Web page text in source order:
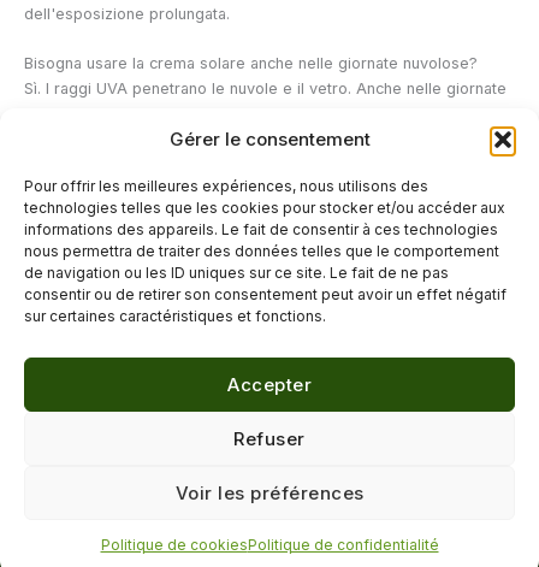
Gérer le consentement
Pour offrir les meilleures expériences, nous utilisons des
technologies telles que les cookies pour stocker et/ou accéder aux
informations des appareils. Le fait de consentir à ces technologies
nous permettra de traiter des données telles que le comportement
de navigation ou les ID uniques sur ce site. Le fait de ne pas
consentir ou de retirer son consentement peut avoir un effet négatif
sur certaines caractéristiques et fonctions.
Accepter
Refuser
Voir les préférences
Politique de cookiesPolitique de confidentialité
dell'esposizione prolungata.
Bisogna usare la crema solare anche nelle giornate nuvolose?
Sì. I raggi UVA penetrano le nuvole e il vetro. Anche nelle giornate
della pelle. La regola fondamentale è: non appena c'è luce, i raggi
un SPF minimo di 30 anche in assenza di sole visibile durante le
attività all'aperto.
←Articolo precedente Articolo successivo→
Confidentialité·